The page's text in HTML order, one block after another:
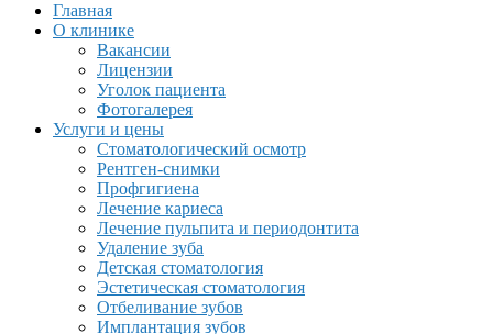
Главная
О клинике
Вакансии
Лицензии
Уголок пациента
Фотогалерея
Услуги и цены
Стоматологический осмотр
Рентген-снимки
Профгигиена
Лечение кариеса
Лечение пульпита и периодонтита
Удаление зуба
Детская стоматология
Эстетическая стоматология
Отбеливание зубов
Имплантация зубов